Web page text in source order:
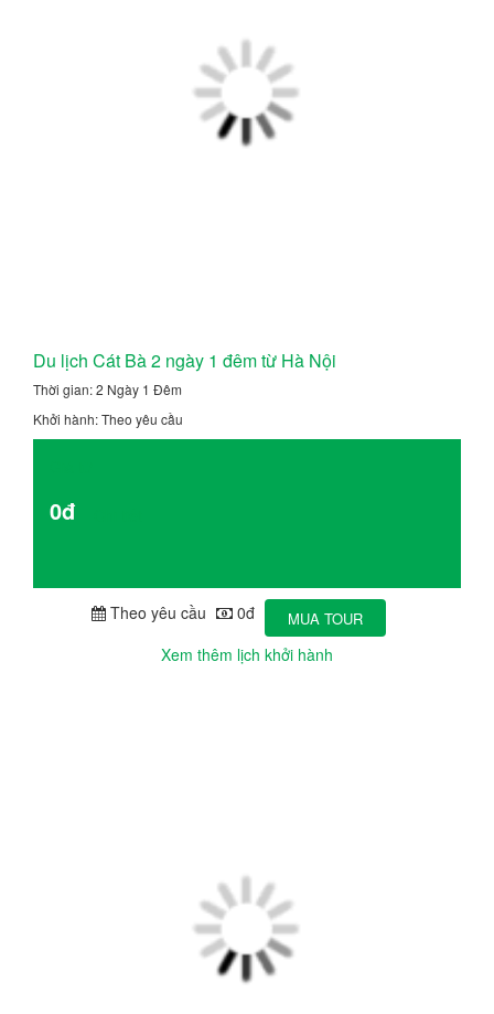
Du lịch Cát Bà 2 ngày 1 đêm từ Hà Nội
Thời gian: 2 Ngày 1 Đêm
Khởi hành: Theo yêu cầu
0đ
Theo yêu cầu 0đ MUA TOUR
Xem thêm lịch khởi hành